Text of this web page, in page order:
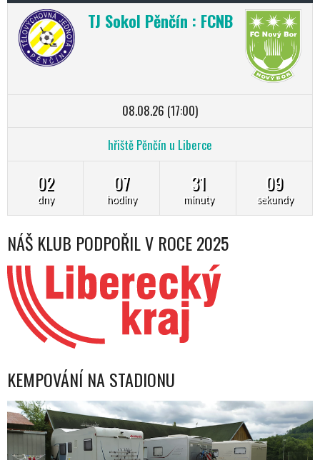
TJ Sokol Pěnčín : FCNB
08.08.26 (17:00)
hřiště Pěnčín u Liberce
02
dny
07
hodiny
31
minuty
09
sekundy
NÁŠ KLUB PODPOŘIL V ROCE 2025
KEMPOVÁNÍ NA STADIONU